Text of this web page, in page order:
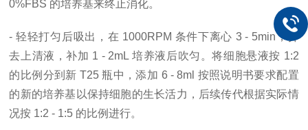
0%FBS 的培养基来终止消化。
- 轻轻打匀后吸出，在 1000RPM 条件下离心 3 - 5min，弃
去上清液，补加 1 - 2mL 培养液后吹匀。将细胞悬液按 1:2
的比例分到新 T25 瓶中，添加 6 - 8ml 按照说明书要求配置
的新的培养基以保持细胞的生长活力，后续传代根据实际情
况按 1:2 - 1:5 的比例进行。